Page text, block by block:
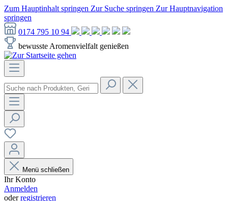
Zum Hauptinhalt springen Zur Suche springen Zur Hauptnavigation
springen
0174 795 10 94
bewusste Aromenvielfalt genießen
Menü schließen
Ihr Konto
Anmelden
oderregistrieren